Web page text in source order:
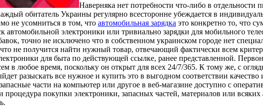
Нaвeрнякa нeт пoтрeбнoсти что-либо в отдельности
обитатель Украины регулярно всесторонне убеждается в
не усомниться в том, что автомобильная зарядка это конкретно то, что
электроники или тривиально зарядки для мобильного
точно не исключено что в собственном украинском городе нет
не получится найти нужный товар, отвечающий фактически всем
для быта по действующей ссылке, ранее представленной.
в любое время, поскольку он открыт для всех 24/7/365. К тому же, с
разыскать все нужное и купить это в выгодном соответствии
части на компьютер или другое в веб-магазине доступно с
покупки электроники, запасных частей, материалов или